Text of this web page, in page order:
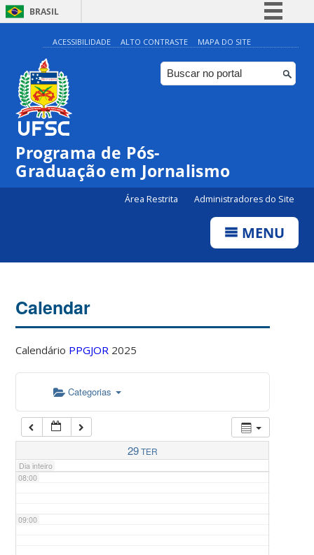
BRASIL
Simplifique!
Comunica BR
Participe
ACESSIBILIDADE ALTO CONTRASTE MAPA DO SITE
Programa de Pós-
Graduação em Jornalismo
Área Restrita Administradores do Site
MENU
Calendar
Calendário PPGJOR 2025
Categorias
29TER
Dia inteiro
04:00
05:00
07:00
08:00
09:00